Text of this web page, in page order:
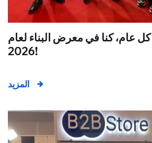
عام، كنا في معرض البناء لعام
2026!
المزيد